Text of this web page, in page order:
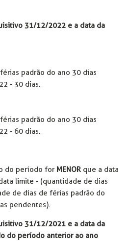
31/12/2022 e a data da
padrão do ano 30 dias
- 30 dias.
padrão do ano 30 dias
- 60 dias.
do período for MENOR que a data
limite - (quantidade de dias
de dias de férias padrão do
pendentes).
31/12/2021 e a data da
do período anterior ao ano